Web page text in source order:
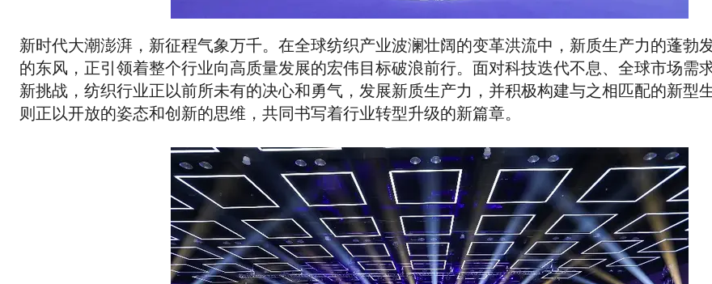
新时代大潮澎湃，新征程气象万千。在全球纺织产业波澜壮阔的变革洪流中，新质生产力的蓬勃
的东风，正引领着整个行业向高质量发展的宏伟目标破浪前行。面对科技迭代不息、全球市场需
新挑战，纺织行业正以前所未有的决心和勇气，发展新质生产力，并积极构建与之相匹配的新型
则正以开放的姿态和创新的思维，共同书写着行业转型升级的新篇章。